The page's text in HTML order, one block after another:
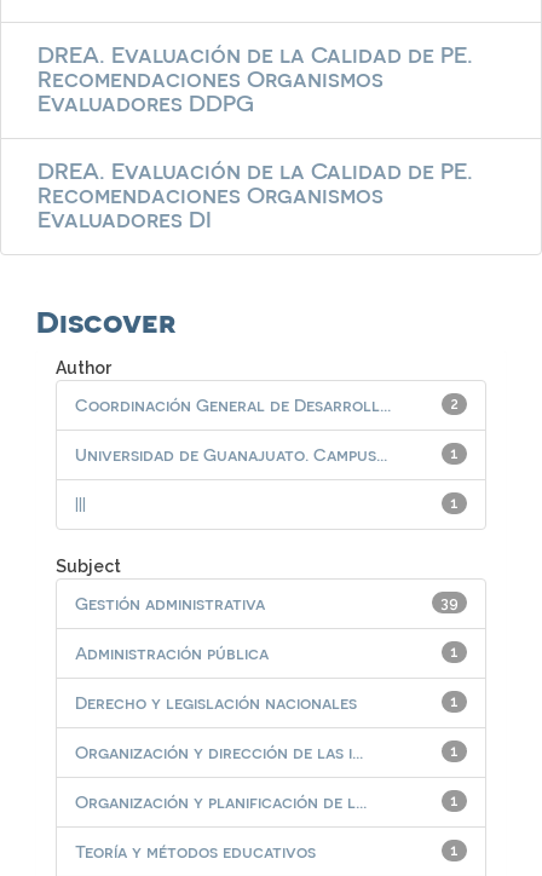
DREA. Evaluación de la Calidad de PE.
Recomendaciones Organismos
Evaluadores DDPG
DREA. Evaluación de la Calidad de PE.
Recomendaciones Organismos
Evaluadores DI
Discover
Author
2
Coordinación General de Desarroll...
1
Universidad de Guanajuato. Campus...
1
|||
Subject
39
Gestión administrativa
1
Administración pública
1
Derecho y legislación nacionales
1
Organización y dirección de las i...
1
Organización y planificación de l...
1
Teoría y métodos educativos